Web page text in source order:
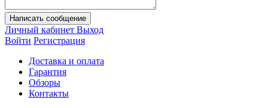
Написать сообщение
Личный кабинет Выход
Войти Регистрация
Доставка и оплата
Гарантия
Обзоры
Контакты